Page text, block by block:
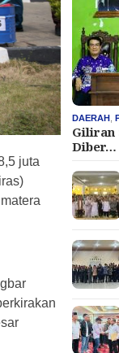
juta
DAERAH ,
Giliran
Diber…